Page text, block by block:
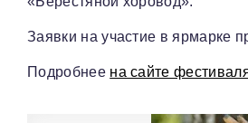
Заявки на участие в ярмарке
Подробнее на сайте